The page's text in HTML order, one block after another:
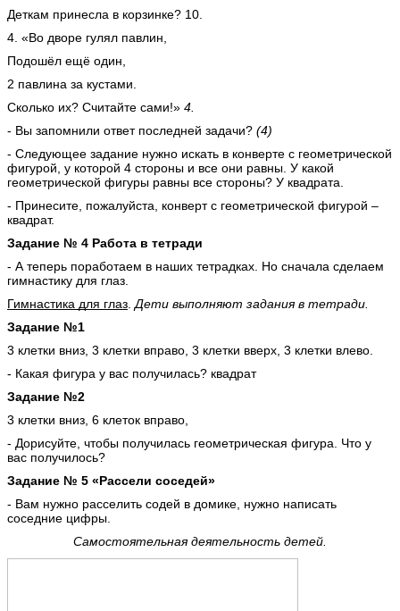
Деткам принесла в корзинке? 10.
4. «Во дворе гулял павлин,
Подошёл ещё один,
2 павлина за кустами.
Сколько их? Считайте сами!» 4.
- Вы запомнили ответ последней задачи? (4)
- Следующее задание нужно искать в конверте с геометрической
фигурой, у которой 4 стороны и все они равны. У какой
геометрической фигуры равны все стороны? У квадрата.
- Принесите, пожалуйста, конверт с геометрической фигурой –
квадрат.
Задание № 4 Работа в тетради
- А теперь поработаем в наших тетрадках. Но сначала сделаем
гимнастику для глаз.
Гимнастика для глаз Дети выполняют задания в тетради.
Задание №1
3 клетки вниз, 3 клетки вправо, 3 клетки вверх, 3 клетки влево.
- Какая фигура у вас получилась? квадрат
Задание №2
3 клетки вниз, 6 клеток вправо,
- Дорисуйте, чтобы получилась геометрическая фигура. Что у
вас получилось?
Задание № 5 «Рассели соседей»
- Вам нужно расселить содей в домике, нужно написать
соседние цифры.
Самостоятельная деятельность детей.